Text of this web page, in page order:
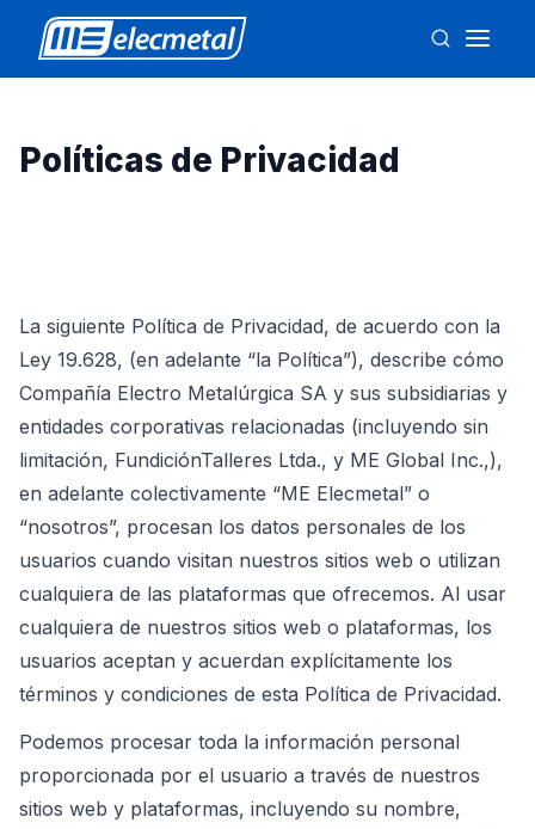
Políticas de Privacidad
La siguiente Política de Privacidad, de acuerdo con la
Ley 19.628, (en adelante “la Política”), describe cómo
Compañía Electro Metalúrgica SA y sus subsidiarias y
entidades corporativas relacionadas (incluyendo sin
limitación, FundiciónTalleres Ltda., y ME Global Inc.,),
en adelante colectivamente “ME Elecmetal” o
“nosotros”, procesan los datos personales de los
usuarios cuando visitan nuestros sitios web o utilizan
cualquiera de las plataformas que ofrecemos. Al usar
cualquiera de nuestros sitios web o plataformas, los
usuarios aceptan y acuerdan explícitamente los
términos y condiciones de esta Política de Privacidad.
Podemos procesar toda la información personal
proporcionada por el usuario a través de nuestros
sitios web y plataformas, incluyendo su nombre,